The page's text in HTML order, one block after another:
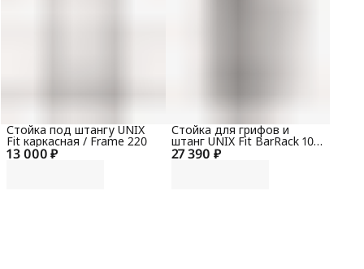
13 000 ₽
Стойка под штангу UNIX
Fit каркасная / Frame 220
27 390 ₽
Стойка для грифов и
штанг UNIX Fit BarRack 10
PRO (300 кг)